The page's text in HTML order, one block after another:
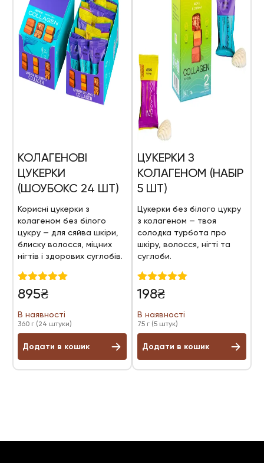
КОЛАГЕНОВІ
ЦУКЕРКИ
(ШОУБОКС 24 ШТ)
Корисні цукерки з
колагеном без білого
цукру — для сяйва шкіри,
блиску волосся, міцних
нігтів і здорових суглобів.
Оцінено в
5.00
895₴
В наявності
360 г (24 штуки)
Додати в кошик
ЦУКЕРКИ З
КОЛАГЕНОМ (НАБІР
5 ШТ)
Цукерки без білого цукру
з колагеном — твоя
солодка турбота про
шкіру, волосся, нігті та
суглоби.
Оцінено в
5.00
198₴
В наявності
75 г (5 штук)
Додати в кошик